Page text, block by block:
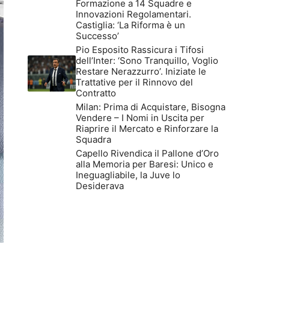
Formazione a 14 Squadre e
Innovazioni Regolamentari.
Castiglia: ‘La Riforma è un
Successo’
Pio Esposito Rassicura i Tifosi
dell’Inter: ‘Sono Tranquillo, Voglio
Restare Nerazzurro’. Iniziate le
Trattative per il Rinnovo del
Contratto
Milan: Prima di Acquistare, Bisogna
Vendere – I Nomi in Uscita per
Riaprire il Mercato e Rinforzare la
Squadra
Capello Rivendica il Pallone d’Oro
alla Memoria per Baresi: Unico e
Ineguagliabile, la Juve lo
Desiderava